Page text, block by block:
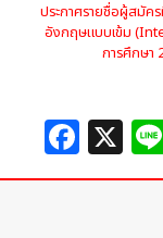
ประกาศรายชื่อผู้สมัค
อังกฤษแบบเข้ม
การศึกษา
X